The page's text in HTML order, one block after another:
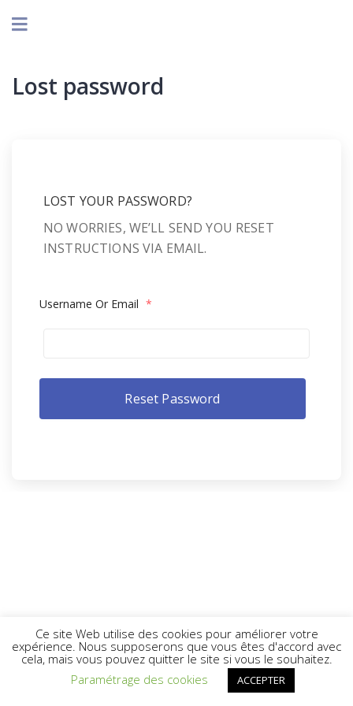
Lost password
LOST YOUR PASSWORD?
NO WORRIES, WE’LL SEND YOU RESET
INSTRUCTIONS VIA EMAIL.
Username Or Email *
Ce site Web utilise des cookies pour améliorer votre
expérience. Nous supposerons que vous êtes d'accord avec
cela, mais vous pouvez quitter le site si vous le souhaitez.
Paramétrage des cookies
ACCEPTER